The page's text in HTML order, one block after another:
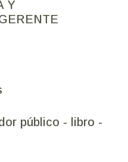
Y
público - libro -